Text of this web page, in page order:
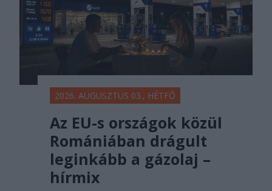
2026. AUGUSZTUS 03., HÉTFŐ
Az EU-s országok közül
Romániában drágult
leginkább a gázolaj –
hírmix